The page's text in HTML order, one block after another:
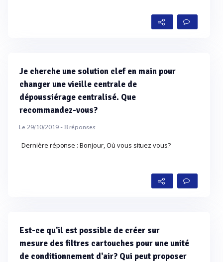
Je cherche une solution clef en main pour
changer une vieille centrale de
dépoussiérage centralisé. Que
recommandez-vous?
Le 29/10/2019 - 8réponses
Dernière réponse : Bonjour, Où vous situez vous?
Est-ce qu'il est possible de créer sur
mesure des filtres cartouches pour une unité
de conditionnement d'air? Qui peut proposer